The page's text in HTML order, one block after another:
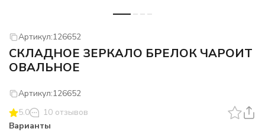
Артикул:126652
СКЛАДНОЕ ЗЕРКАЛО БРЕЛОК ЧАРОИТ
ОВАЛЬНОЕ
Артикул:126652
5.0
10 отзывов
Варианты